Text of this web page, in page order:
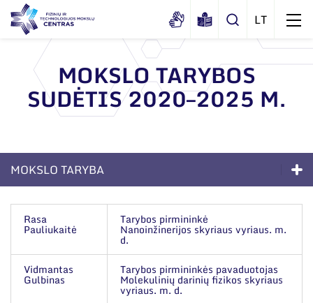
Apie mus
Dokumentai
Sertifikatai ir akreditavimo pažymėjimai
Viešieji pirkimai
Korupcijos prevencija
Duomenų apsauga
Darbuotojams
Nuorodos
Administracija
Administraciniai skyriai
Moksliniai skyriai
Mokslo taryba
Tarptautinė patarėjų taryba
Mokslininkai emeritai
MOKSLO TARYBOS
SUDĖTIS 2020–2025 M.
MOKSLO TARYBA
Struktūra
Administracija
Administraciniai skyriai
Rasa
Pauliukaitė
Tarybos pirmininkė
Nanoinžinerijos skyriaus vyriaus. m.
d.
Vidmantas
Gulbinas
Tarybos pirmininkės pavaduotojas
Molekulinių darinių fizikos skyriaus
vyriaus. m. d.